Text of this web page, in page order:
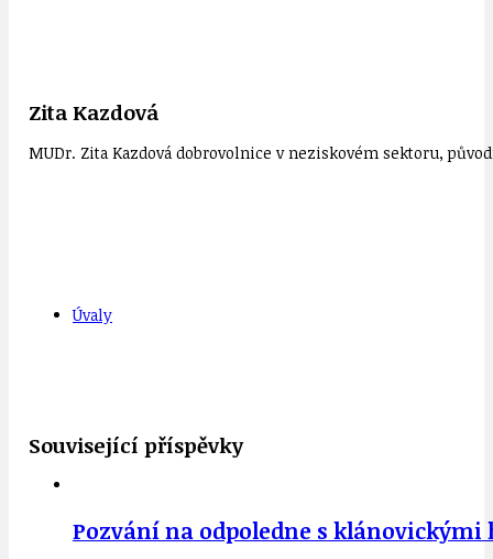
Zita Kazdová
MUDr. Zita Kazdová dobrovolnice v neziskovém sektoru,
Úvaly
Související příspěvky
Pozvání na odpoledne s klánovickými